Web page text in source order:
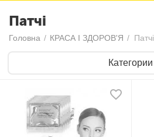
Патчі
Головна / КРАСА І ЗДОРОВ'Я / Патчі
Категории